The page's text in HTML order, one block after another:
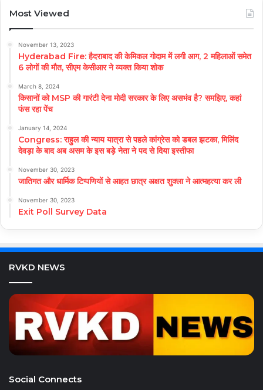
Most Viewed
November 13, 2023
Hyderabad Fire: हैदराबाद की केमिकल गोदाम में लगी आग, 2 महिलाओं समेत
6 लोगों की मौत, सीएम केसीआर ने व्यक्त किया शोक
March 8, 2024
किसानों को MSP की गारंटी देना मोदी सरकार के लिए असभंव है? समझिए, कहां
फंस रहा पेंच
January 14, 2024
Congress: राहुल की न्याय यात्रा से पहले कांग्रेस को डबल झटका, मिलिंद
देवड़ा के बाद अब असम के इस बड़े नेता ने पद से दिया इस्तीफा
November 30, 2023
जातिगत और धार्मिक टिप्पणियों से आहत छात्र अक्षत शुक्ला ने आत्महत्या कर ली
November 30, 2023
Exit Poll Survey Data
RVKD NEWS
Social Connects